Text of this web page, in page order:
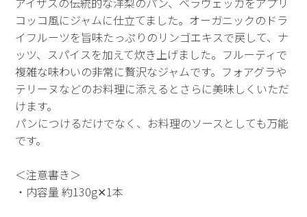
コッコ風にジャムに仕立てました。オーガニックのドラ
イフルーツを旨味たっぷりのリンゴエキスで戻して、ナ
ッツ、スパイスを加えて炊き上げました。フルーティで
複雑な味わいの非常に贅沢なジャムです。フォアグラや
テリーヌなどのお料理に添えるとさらに美味しくいただ
けます。
パンにつけるだけでなく、お料理のソースとしても万能
です。
＜注意書き＞
・内容量 約130g✕1本